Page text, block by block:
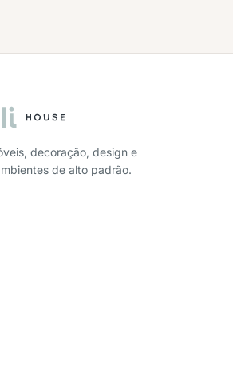
decoração, design e
de alto padrão.